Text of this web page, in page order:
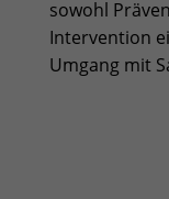
sowohl
Intervention
Umgang mit